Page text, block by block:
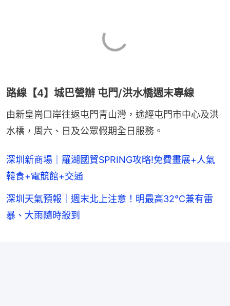
路線【4】城巴營辦 屯門/洪水橋週末專線
由新皇崗口岸往返屯門青山灣，途經屯門市中心及洪
水橋，周六、日及公眾假期全日服務。
深圳新商場｜羅湖國貿SPRING攻略!免費畫展+人氣
韓食+電競館+交通
深圳天氣預報｜週末北上注意！明最高32°C兼有雷
暴、大雨隨時殺到